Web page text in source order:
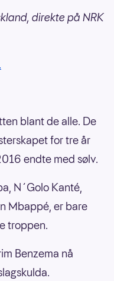
direkte på NRK
blant de alle. De
for tre år
endte med sølv.
N´Golo Kanté,
Mbappé, er bare
troppen.
Benzema nå